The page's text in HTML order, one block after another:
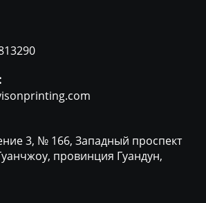
3, № 166, Западный проспект
провинция Гуандун,